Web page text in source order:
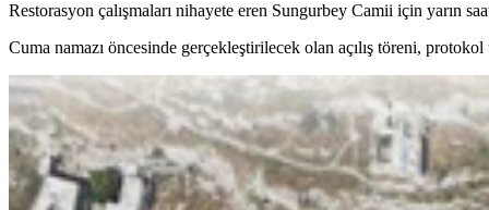
Restorasyon çalışmaları nihayete eren Sungurbey Camii için yarın
Cuma namazı öncesinde gerçekleştirilecek olan açılış töreni,